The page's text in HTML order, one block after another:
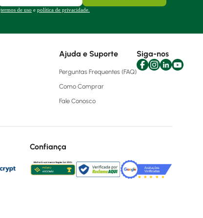
termos de uso e política de privacidade.
Ajuda e Suporte
Perguntas Frequentes (FAQ)
Como Comprar
Fale Conosco
Siga-nos
Confiança